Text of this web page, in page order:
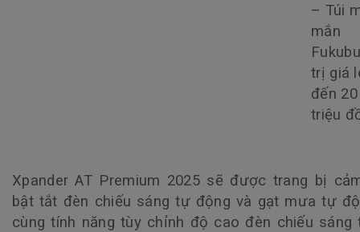
– Túi
mắn
trị giá
đến 20
triệu
Xpander AT Premium 2025 sẽ được trang bị
bật tắt đèn chiếu sáng tự động và gạt mưa tự
cùng tính năng tùy chỉnh độ cao đèn chiếu sáng